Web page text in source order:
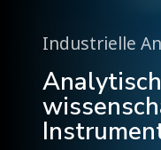
Industrielle